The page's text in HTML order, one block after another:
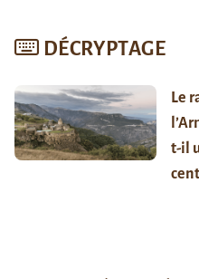
DÉCRYPTAGE
Le
t-il